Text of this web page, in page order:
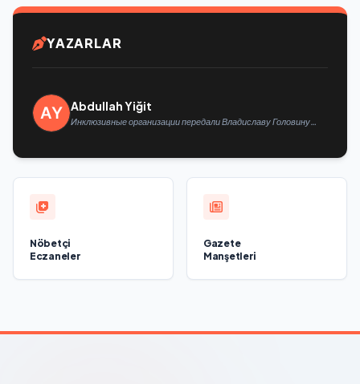
YAZARLAR
Abdullah Yiğit
Инклюзивные организации передали Владиславу Головину
Nöbetçi
Eczaneler
Gazete
Manşetleri